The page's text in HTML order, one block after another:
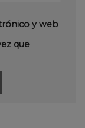
y web
que